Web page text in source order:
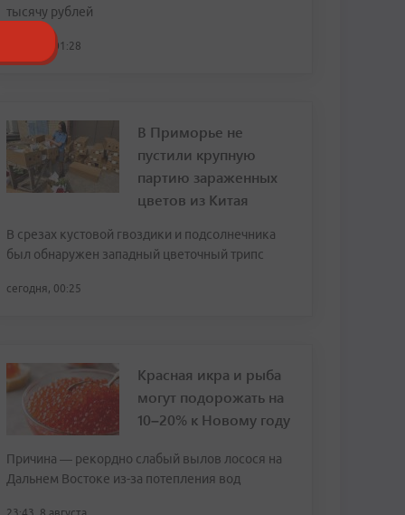
тысячу рублей
сегодня, 01:28
В Приморье не
пустили крупную
партию зараженных
цветов из Китая
В срезах кустовой гвоздики и подсолнечника
был обнаружен западный цветочный трипс
сегодня, 00:25
Красная икра и рыба
могут подорожать на
10–20% к Новому году
Причина — рекордно слабый вылов лосося на
Дальнем Востоке из-за потепления вод